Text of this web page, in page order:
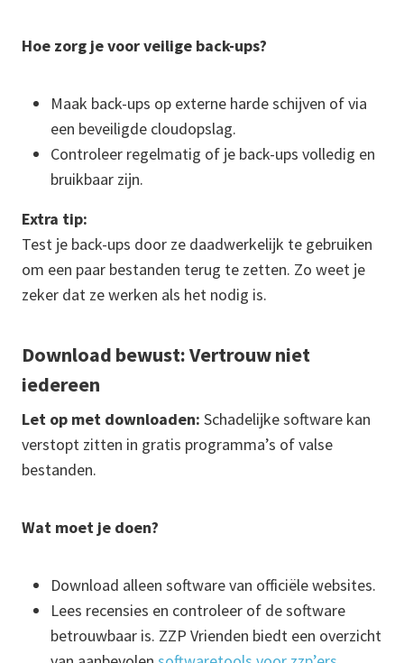
Hoe zorg je voor veilige back-ups?
Maak back-ups op externe harde schijven of via
een beveiligde cloudopslag.
Controleer regelmatig of je back-ups volledig en
bruikbaar zijn.
Extra tip:
Test je back-ups door ze daadwerkelijk te gebruiken
om een paar bestanden terug te zetten. Zo weet je
zeker dat ze werken als het nodig is.
Download bewust: Vertrouw niet
iedereen
Let op met downloaden: Schadelijke software kan
verstopt zitten in gratis programma’s of valse
bestanden.
Wat moet je doen?
Download alleen software van officiële websites.
Lees recensies en controleer of de software
betrouwbaar is. ZZP Vrienden biedt een overzicht